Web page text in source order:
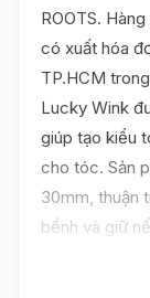
ROOTS.
có xuất hóa
TP.HCM
Lucky Wink
giúp tạo kiểu
cho tóc. Sản
30mm, thuận
bềnh và giữ
là phụ kiện